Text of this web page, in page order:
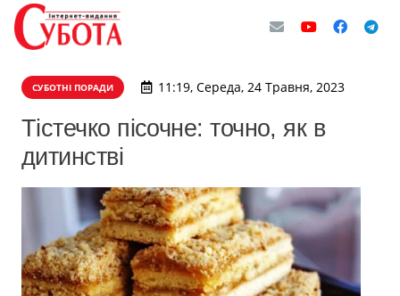
СУБОТНІ ПОРАДИ 11:19, Середа, 24 Травня, 2023
Тістечко пісочне: точно, як в
дитинстві